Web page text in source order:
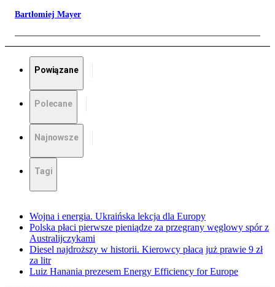
Bartłomiej Mayer
Powiązane
Polecane
Najnowsze
Tagi
Wojna i energia. Ukraińska lekcja dla Europy
Polska płaci pierwsze pieniądze za przegrany węglowy spór z
Australijczykami
Diesel najdroższy w historii. Kierowcy płacą już prawie 9 zł
za litr
Luiz Hanania prezesem Energy Efficiency for Europe